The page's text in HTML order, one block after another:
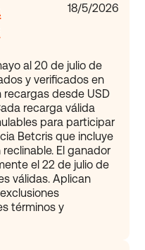
18/5/2026
al 20 de julio de
y verificados en
recargas desde USD
recarga válida
para participar
Betcris que incluye
El ganador
el 22 de julio de
válidas. Aplican
términos y